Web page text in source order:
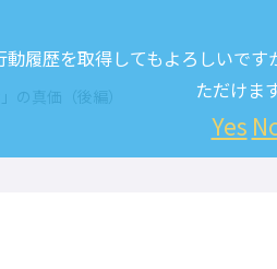
の真価（後編）
履歴を取得してもよろしいで
ただけます
Yes